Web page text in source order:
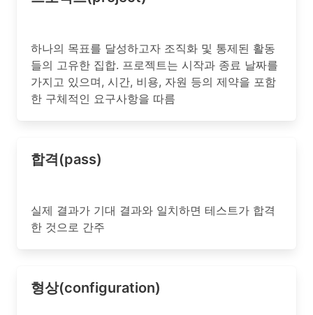
하나의 목표를 달성하고자 조직화 및 통제된 활동
들의 고유한 집합. 프로젝트는 시작과 종료 날짜를
가지고 있으며, 시간, 비용, 자원 등의 제약을 포함
한 구체적인 요구사항을 따름
합격(pass)
실제 결과가 기대 결과와 일치하면 테스트가 합격
한 것으로 간주
형상(configuration)